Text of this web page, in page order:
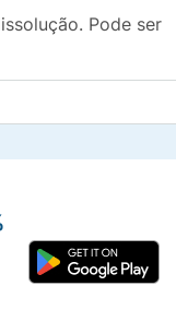
Pode ser